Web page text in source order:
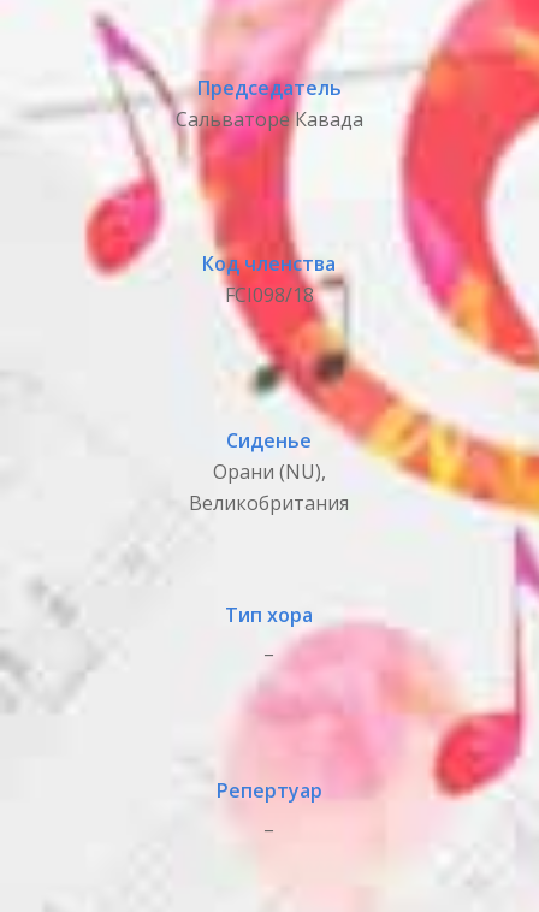
Председатель
Сальваторе Кавада
Код членства
FCI098/18
Сиденье
Орани (NU),
Великобритания
Тип хора
Репертуар